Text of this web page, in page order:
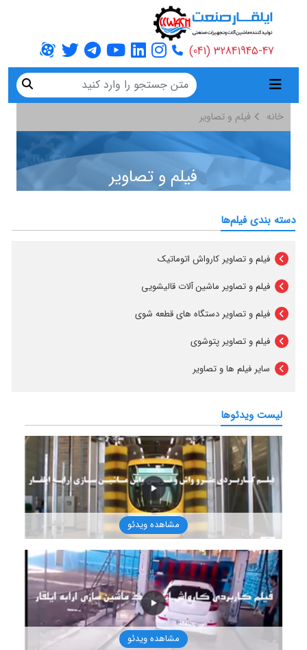
32841945-47 (041)
خانه فیلم و تصاویر
فیلم و تصاویر
دسته بندی فیلم‌ها
فیلم و تصاویر کارواش اتوماتیک
فیلم و تصاویر ماشین آلات قالیشویی
فیلم و تصاویر دستگاه های قطعه شوی
فیلم و تصاویر پتوشوی
سایر فیلم ها و تصاویر
لیست ویدئوها
مشاهده ویدئو
1401/9/12
مشاهده ویدئو